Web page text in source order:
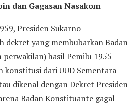
dan Gagasan Nasakom
Presiden Sukarno
dekret yang membubarkan Badan
hasil Pemilu 1955
konstitusi dari UUD Sementara
dikenal dengan Dekret Presiden
Badan Konstituante gagal